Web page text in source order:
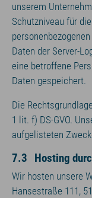
unserem
Schutzniveau für
Daten der Server-
eine betroffene
Daten gespeichert.
Die
1 lit. f) DS-GVO.
aufgelisteten
7.3 Hosting
Wir hosten unsere
Hansestraße 111,